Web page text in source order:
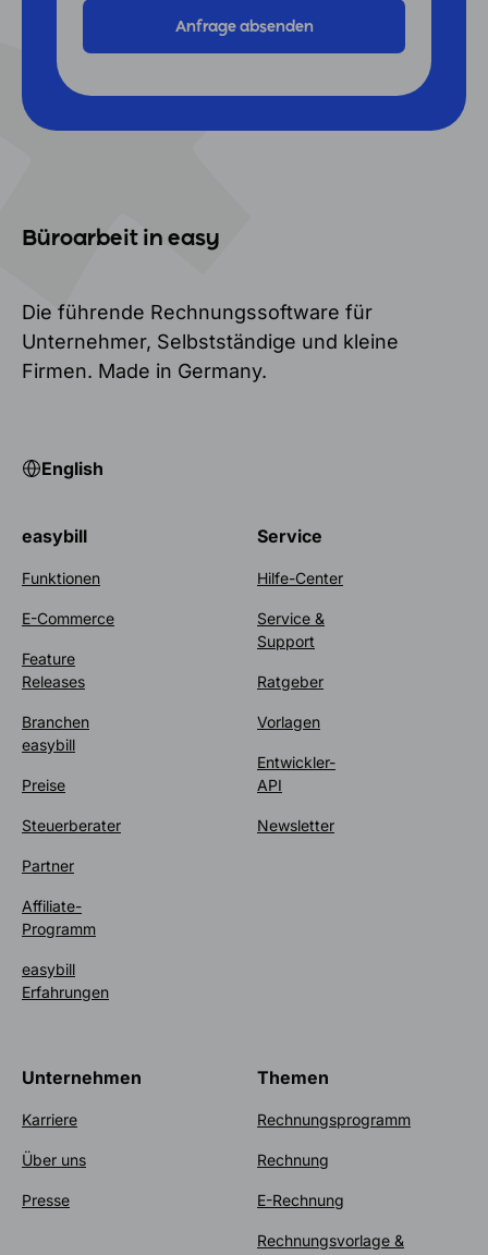
Büroarbeit in easy
Die führende Rechnungssoftware für
Unternehmer, Selbstständige und kleine
Firmen. Made in Germany.
English
easybill
Funktionen
E-Commerce
Feature
Releases
Branchen
easybill
Preise
Steuerberater
Partner
Affiliate-
Programm
easybill
Erfahrungen
Service
Hilfe-Center
Service &
Support
Ratgeber
Vorlagen
Entwickler-
API
Newsletter
Unternehmen
Karriere
Über uns
Presse
Themen
Rechnungsprogramm
Rechnung
E-Rechnung
Rechnungsvorlage &